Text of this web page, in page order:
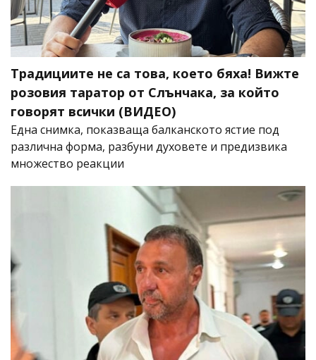
Традициите не са това, което бяха! Вижте
розовия таратор от Слънчака, за който
говорят всички (ВИДЕО)
Една снимка, показваща балканското ястие под
различна форма, разбуни духовете и предизвика
множество реакции